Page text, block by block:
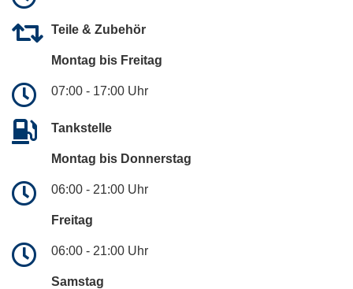
Teile & Zubehör
Montag bis Freitag
07:00 - 17:00 Uhr
Tankstelle
Montag bis Donnerstag
06:00 - 21:00 Uhr
Freitag
06:00 - 21:00 Uhr
Samstag